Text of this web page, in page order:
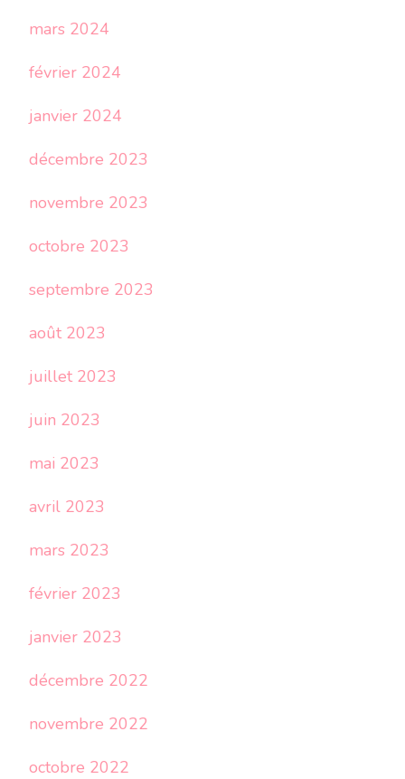
mars 2024
février 2024
janvier 2024
décembre 2023
novembre 2023
octobre 2023
septembre 2023
août 2023
juillet 2023
juin 2023
mai 2023
avril 2023
mars 2023
février 2023
janvier 2023
décembre 2022
novembre 2022
octobre 2022